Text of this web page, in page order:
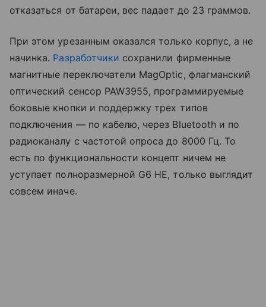
отказаться от батареи, вес падает до 23 граммов.
При этом урезанным оказался только корпус, а не
начинка. Разработчики сохранили фирменные
магнитные переключатели MagOptic, флагманский
оптический сенсор PAW3955, программируемые
боковые кнопки и поддержку трех типов
подключения — по кабелю, через Bluetooth и по
радиоканалу с частотой опроса до 8000 Гц. То
есть по функциональности концепт ничем не
уступает полноразмерной G6 HE, только выглядит
совсем иначе.